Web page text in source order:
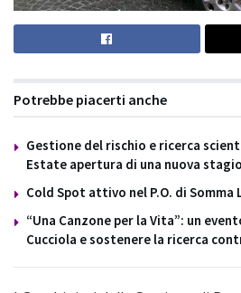
Potrebbe piacerti anche
Gestione del rischio e ricerca
Estate apertura di una nuova
Cold Spot attivo nel P.O. di Somma
“Una Canzone per la Vita”: un
Cucciola e sostenere la ricerca